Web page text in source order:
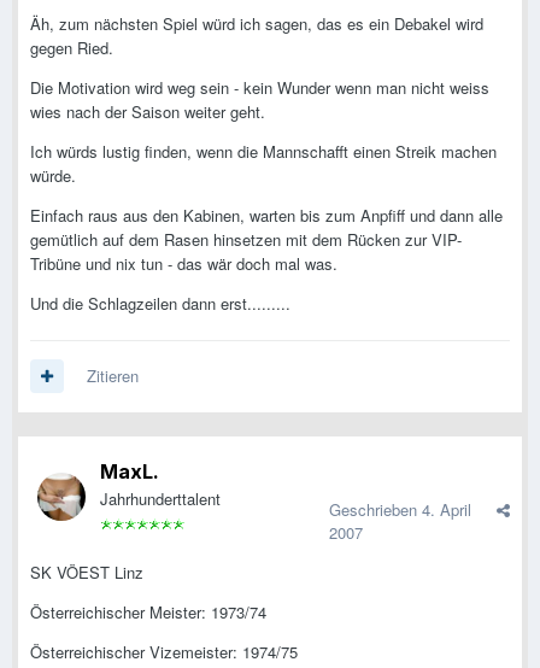
Äh, zum nächsten Spiel würd ich sagen, das es ein Debakel wird
gegen Ried.
Die Motivation wird weg sein - kein Wunder wenn man nicht weiss
wies nach der Saison weiter geht.
Ich würds lustig finden, wenn die Mannschafft einen Streik machen
würde.
Einfach raus aus den Kabinen, warten bis zum Anpfiff und dann alle
gemütlich auf dem Rasen hinsetzen mit dem Rücken zur VIP-
Tribüne und nix tun - das wär doch mal was.
Und die Schlagzeilen dann erst.........
Zitieren
MaxL.
Jahrhunderttalent Geschrieben 4. April
2007
SK VÖEST Linz
Österreichischer Meister: 1973/74
Österreichischer Vizemeister: 1974/75